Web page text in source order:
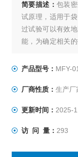
简要描述：包装
试原理，适用于
过试验可以有效
能，为确定相关
产品型号： MFY-
厂商性质： 生产厂
更新时间： 2025-
访 问 量： 293